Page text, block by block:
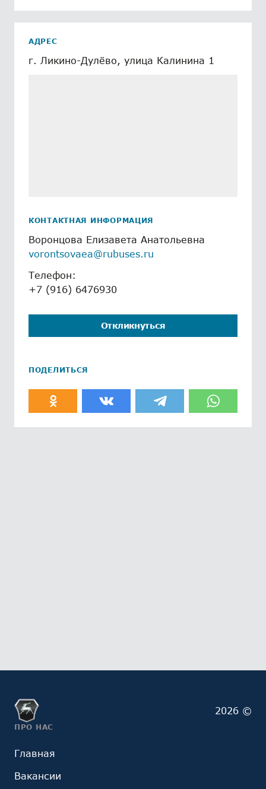
АДРЕС
г. Ликино-Дулёво, улица Калинина 1
КОНТАКТНАЯ ИНФОРМАЦИЯ
Воронцова Елизавета Анатольевна
vorontsovaea@rubuses.ru
Телефон:
+7 (916) 6476930
Откликнуться
ПОДЕЛИТЬСЯ
2026 ©
ПРО НАС
Главная
Вакансии